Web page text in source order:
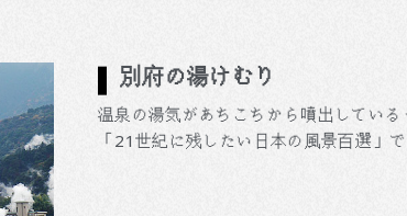
別府の湯けむり
温泉の湯気があちこちから噴出してい
「21世紀に残したい日本の風景百選」